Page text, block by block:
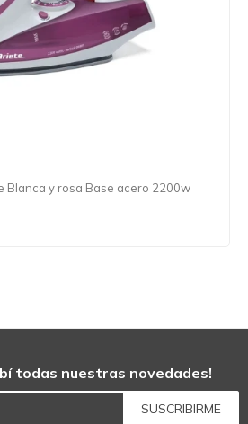
Blanca y rosa Base acero 2200w
todas nuestras novedades!
SUSCRIBIRME